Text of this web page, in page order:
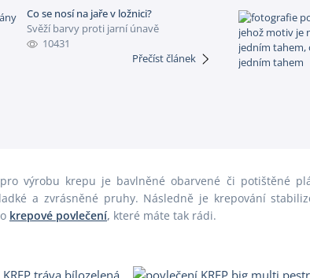
Co se nosí na jaře v ložnici?
Svěží barvy proti jarní únavě
10431
Přečíst článek
výrobu krepu je bavlněné obarvené či potištěné
a zvrásněné pruhy. Následně je krepování
krepové povlečení, které máte tak rádi.